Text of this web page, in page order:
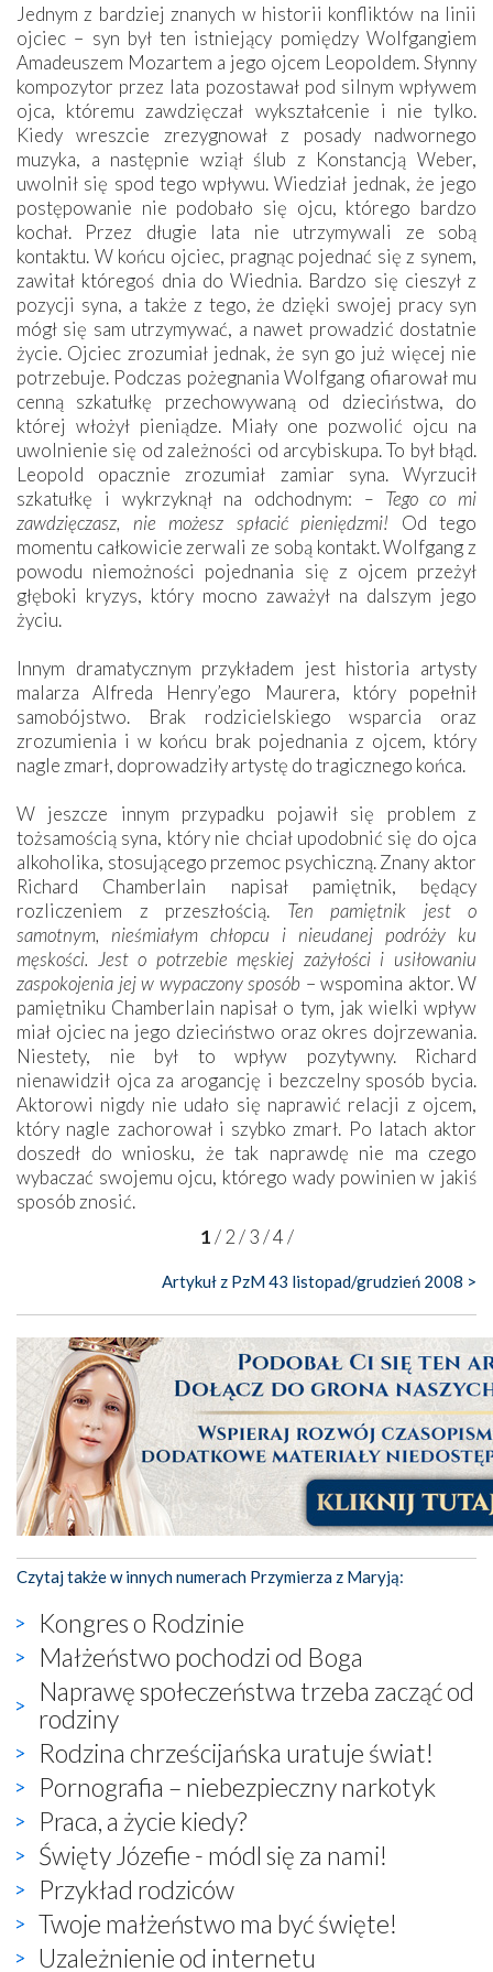
Jednym z bardziej znanych w historii konfliktów na linii
ojciec – syn był ten istniejący pomiędzy Wolfgangiem
Amadeuszem Mozartem a jego ojcem Leopoldem. Słynny
kompozytor przez lata pozostawał pod silnym wpływem
ojca, któremu zawdzięczał wykształcenie i nie tylko.
Kiedy wreszcie zrezygnował z posady nadwornego
muzyka, a następnie wziął ślub z Konstancją Weber,
uwolnił się spod tego wpływu. Wiedział jednak, że jego
postępowanie nie podobało się ojcu, którego bardzo
kochał. Przez długie lata nie utrzymywali ze sobą
kontaktu. W końcu ojciec, pragnąc pojednać się z synem,
zawitał któregoś dnia do Wiednia. Bardzo się cieszył z
pozycji syna, a także z tego, że dzięki swojej pracy syn
mógł się sam utrzymywać, a nawet prowadzić dostatnie
życie. Ojciec zrozumiał jednak, że syn go już więcej nie
potrzebuje. Podczas pożegnania Wolfgang ofiarował mu
cenną szkatułkę przechowywaną od dzieciństwa, do
której włożył pieniądze. Miały one pozwolić ojcu na
uwolnienie się od zależności od arcybiskupa. To był błąd.
Leopold opacznie zrozumiał zamiar syna. Wyrzucił
szkatułkę i wykrzyknął na odchodnym: – Tego co mi
zawdzięczasz, nie możesz spłacić pieniędzmi! Od tego
momentu całkowicie zerwali ze sobą kontakt. Wolfgang z
powodu niemożności pojednania się z ojcem przeżył
głęboki kryzys, który mocno zaważył na dalszym jego
życiu.
Innym dramatycznym przykładem jest historia artysty
malarza Alfreda Henry’ego Maurera, który popełnił
samobójstwo. Brak rodzicielskiego wsparcia oraz
zrozumienia i w końcu brak pojednania z ojcem, który
nagle zmarł, doprowadziły artystę do tragicznego końca.
W jeszcze innym przypadku pojawił się problem z
tożsamością syna, który nie chciał upodobnić się do ojca
alkoholika, stosującego przemoc psychiczną. Znany aktor
Richard Chamberlain napisał pamiętnik, będący
rozliczeniem z przeszłością. Ten pamiętnik jest o
samotnym, nieśmiałym chłopcu i nieudanej podróży ku
męskości. Jest o potrzebie męskiej zażyłości i usiłowaniu
zaspokojenia jej w wypaczony sposób – wspomina aktor. W
pamiętniku Chamberlain napisał o tym, jak wielki wpływ
miał ojciec na jego dzieciństwo oraz okres dojrzewania.
Niestety, nie był to wpływ pozytywny. Richard
nienawidził ojca za arogancję i bezczelny sposób bycia.
Aktorowi nigdy nie udało się naprawić relacji z ojcem,
który nagle zachorował i szybko zmarł. Po latach aktor
doszedł do wniosku, że tak naprawdę nie ma czego
wybaczać swojemu ojcu, którego wady powinien w jakiś
sposób znosić.
1/ 2/3/4/
Artykuł z PzM 43 listopad/grudzień 2008 >
Czytaj także w innych numerach Przymierza z Maryją:
Kongres o Rodzinie
Małżeństwo pochodzi od Boga
Naprawę społeczeństwa trzeba zacząć od
rodziny
Rodzina chrześcijańska uratuje świat!
Pornografia – niebezpieczny narkotyk
Praca, a życie kiedy?
Święty Józefie - módl się za nami!
Przykład rodziców
Twoje małżeństwo ma być święte!
Uzależnienie od internetu